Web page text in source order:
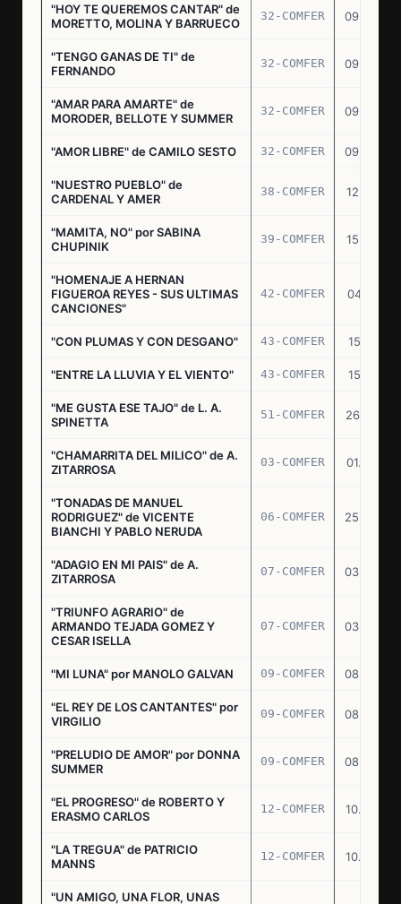
"HOY TE QUEREMOS CANTAR" de
MORETTO, MOLINA Y BARRUECO
32-COMFER 09.09.76
"TENGO GANAS DE TI" de
FERNANDO
32-COMFER 09.09.76
"AMAR PARA AMARTE" de
MORODER, BELLOTE Y SUMMER
32-COMFER 09.09.76
"AMOR LIBRE" de CAMILO SESTO 32-COMFER 09.09.76
"NUESTRO PUEBLO" de
CARDENAL Y AMER
38-COMFER 12.10.76
"MAMITA, NO" por SABINA
CHUPINIK
39-COMFER 15.10.76
"HOMENAJE A HERNAN
FIGUEROA REYES - SUS ULTIMAS
CANCIONES"
42-COMFER 04.11.76
"CON PLUMAS Y CON DESGANO" 43-COMFER 15.11.76
"ENTRE LA LLUVIA Y EL VIENTO" 43-COMFER 15.11.76
"ME GUSTA ESE TAJO" de L. A.
SPINETTA
51-COMFER 26.12.76
"CHAMARRITA DEL MILICO" de A.
ZITARROSA
03-COMFER 01.02.77
"TONADAS DE MANUEL
RODRIGUEZ" de VICENTE
BIANCHI Y PABLO NERUDA
06-COMFER 25.02.77
"ADAGIO EN MI PAIS" de A.
ZITARROSA
07-COMFER 03.03.77
"TRIUNFO AGRARIO" de
ARMANDO TEJADA GOMEZ Y
CESAR ISELLA
07-COMFER 03.03.77
"MI LUNA" por MANOLO GALVAN 09-COMFER 08.03.77
"EL REY DE LOS CANTANTES" por
VIRGILIO
09-COMFER 08.03.77
"PRELUDIO DE AMOR" por DONNA
SUMMER
09-COMFER 08.03.77
"EL PROGRESO" de ROBERTO Y
ERASMO CARLOS
12-COMFER 10.03.77
"LA TREGUA" de PATRICIO
MANNS
12-COMFER 10.03.77
"UN AMIGO, UNA FLOR, UNAS